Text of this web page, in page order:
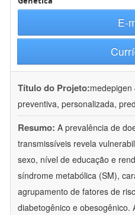
E-
Título do Projeto:
preventiva, personalizada,
Resumo: A prevalência de
transmissíveis revela
sexo, nível de educação e
síndrome metabólica (SM),
agrupamento de fatores de
diabetogênico e obesogênico.